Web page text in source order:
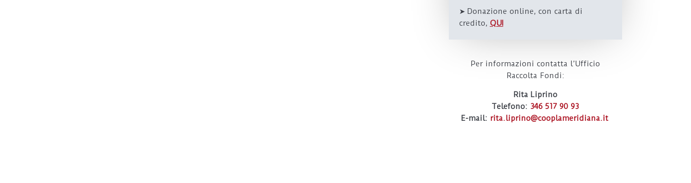
➤ Donazione online, con carta di
credito, QUI
Per informazioni contatta l’Ufficio
Raccolta Fondi:
Rita Liprino
Telefono: 346 517 90 93
E-mail: rita.liprino@cooplameridiana.it